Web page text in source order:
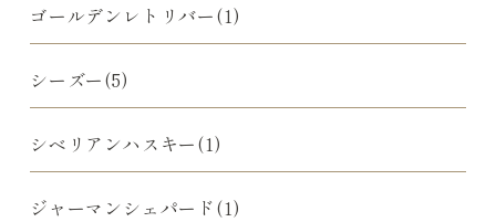
ゴールデンレトリバー(1)
シーズー(5)
シベリアンハスキー(1)
ジャーマンシェパード(1)